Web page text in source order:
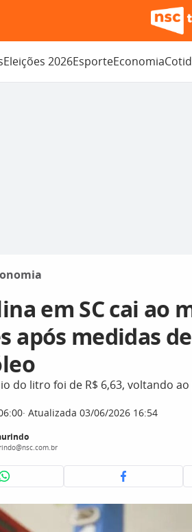
Eleições 2026EsporteEconomia
em SC cai ao
após medidas
do litro foi de R$ 6,63, voltando
Atualizada 03/06/2026 16:54